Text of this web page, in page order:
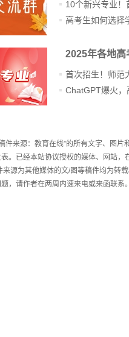
10个新兴专业！
高考生如何选择
2025年各地高
首次招生！师范
件来源：教育在线”的所有文字、图
。已经本站协议授权的媒体、网站，
源为其他媒体的文/图等稿件均为转
，请作者在两周内速来电或来函联系。